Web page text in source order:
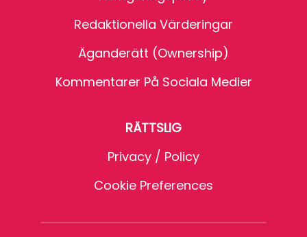
Redaktionella Värderingar
Äganderätt (Ownership)
Kommentarer På Sociala Medier
RÄTTSLIG
Privacy / Policy
Cookie Preferences